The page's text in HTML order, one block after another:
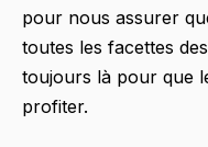
pour nous assurer
toutes les facettes
toujours là pour que
profiter.